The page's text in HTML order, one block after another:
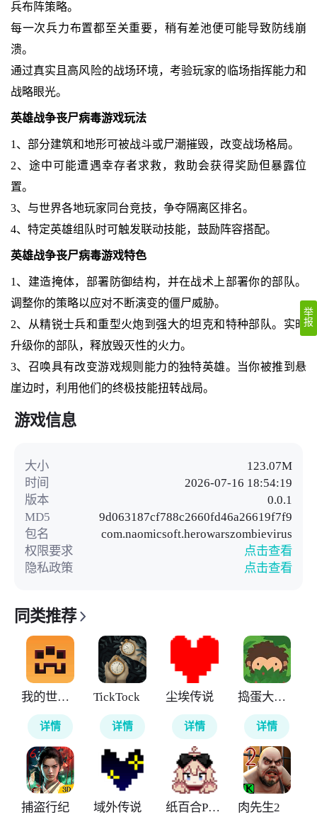
兵布阵策略。
每一次兵力布置都至关重要，稍有差池便可能导致防线崩
溃。
通过真实且高风险的战场环境，考验玩家的临场指挥能力和
战略眼光。
英雄战争丧尸病毒游戏玩法
1、部分建筑和地形可被战斗或尸潮摧毁，改变战场格局。
2、途中可能遭遇幸存者求救，救助会获得奖励但暴露位
置。
3、与世界各地玩家同台竞技，争夺隔离区排名。
4、特定英雄组队时可触发联动技能，鼓励阵容搭配。
英雄战争丧尸病毒游戏特色
1、建造掩体，部署防御结构，并在战术上部署你的部队。
调整你的策略以应对不断演变的僵尸威胁。
2、从精锐士兵和重型火炮到强大的坦克和特种部队。实时
升级你的部队，释放毁灭性的火力。
3、召唤具有改变游戏规则能力的独特英雄。当你被推到悬
崖边时，利用他们的终极技能扭转战局。
游戏信息
大小
123.07M
时间
2026-07-16 18:54:19
版本
0.0.1
MD5
9d063187cf788c2660fd46a26619f7f9
包名
com.naomicsoft.herowarszombievirus
权限要求
点击查看
隐私政策
点击查看
同类推荐
我的世界地下城
详情
TickTock
详情
尘埃传说
详情
捣蛋大脚怪
详情
捕盗行纪 域外传说 纸百合PaperLily 肉先生2
举
报